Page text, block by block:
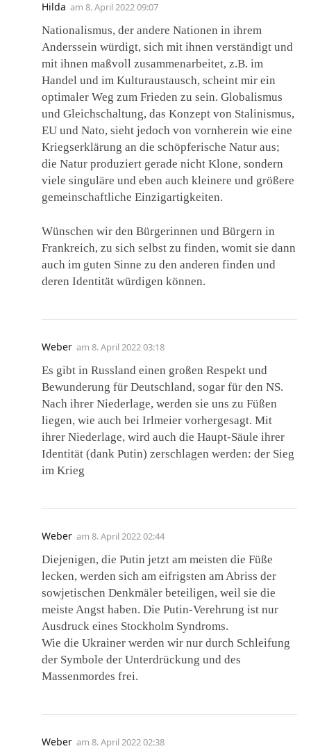
Hilda am 8. April 2022 09:07
Nationalismus, der andere Nationen in ihrem
Anderssein würdigt, sich mit ihnen verständigt und
mit ihnen maßvoll zusammenarbeitet, z.B. im
Handel und im Kulturaustausch, scheint mir ein
optimaler Weg zum Frieden zu sein. Globalismus
und Gleichschaltung, das Konzept von Stalinismus,
EU und Nato, sieht jedoch von vornherein wie eine
Kriegserklärung an die schöpferische Natur aus;
die Natur produziert gerade nicht Klone, sondern
viele singuläre und eben auch kleinere und größere
gemeinschaftliche Einzigartigkeiten.
Wünschen wir den Bürgerinnen und Bürgern in
Frankreich, zu sich selbst zu finden, womit sie dann
auch im guten Sinne zu den anderen finden und
deren Identität würdigen können.
Weber am 8. April 2022 03:18
Es gibt in Russland einen großen Respekt und
Bewunderung für Deutschland, sogar für den NS.
Nach ihrer Niederlage, werden sie uns zu Füßen
liegen, wie auch bei Irlmeier vorhergesagt. Mit
ihrer Niederlage, wird auch die Haupt-Säule ihrer
Identität (dank Putin) zerschlagen werden: der Sieg
im Krieg
Weber am 8. April 2022 02:44
Diejenigen, die Putin jetzt am meisten die Füße
lecken, werden sich am eifrigsten am Abriss der
sowjetischen Denkmäler beteiligen, weil sie die
meiste Angst haben. Die Putin-Verehrung ist nur
Ausdruck eines Stockholm Syndroms.
Wie die Ukrainer werden wir nur durch Schleifung
der Symbole der Unterdrückung und des
Massenmordes frei.
Weber am 8. April 2022 02:38